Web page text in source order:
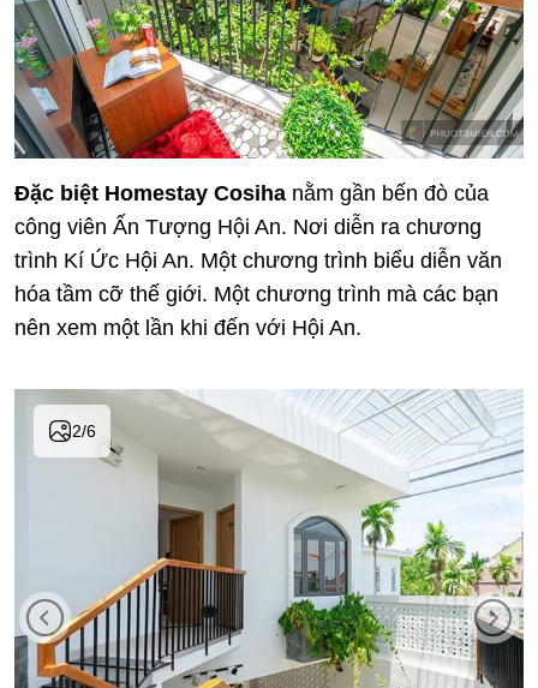
Đặc biệt Homestay Cosiha nằm gần bến đò của
công viên Ấn Tượng Hội An. Nơi diễn ra chương
trình Kí Ức Hội An. Một chương trình biểu diễn văn
hóa tầm cỡ thế giới. Một chương trình mà các bạn
nên xem một lần khi đến với Hội An.
2/6